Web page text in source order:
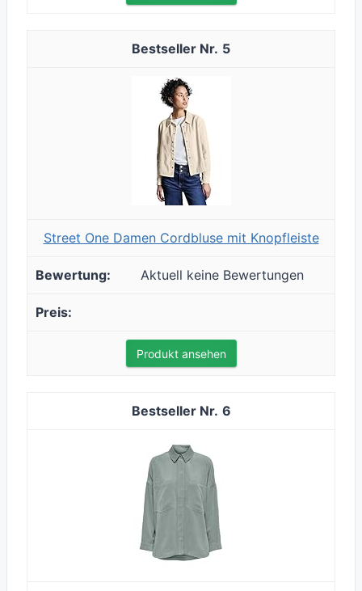
5
Street One Damen Cordbluse mit Knopfleiste
Aktuell keine Bewertungen
Produkt ansehen
6